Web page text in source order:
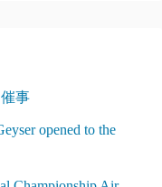
事
opened to the